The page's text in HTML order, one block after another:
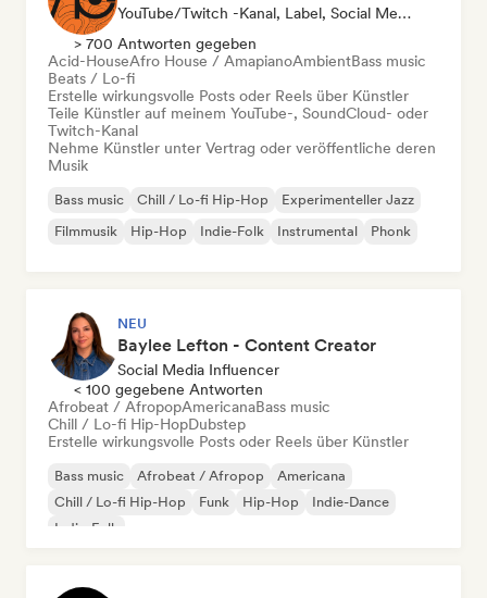
YouTube/Twitch -Kanal, Label, Social Media Influencer
> 700 Antworten gegeben
Acid-HouseAfro House / AmapianoAmbientBass music
Beats / Lo-fi
Erstelle wirkungsvolle Posts oder Reels über Künstler
Teile Künstler auf meinem YouTube-, SoundCloud- oder
Twitch-Kanal
Nehme Künstler unter Vertrag oder veröffentliche deren
Musik
Bass music Chill / Lo-fi Hip-Hop
Experimenteller Jazz
Filmmusik
Hip-Hop Indie-Folk Instrumental Phonk
NEU
Baylee Lefton - Content Creator
Social Media Influencer
< 100 gegebene Antworten
Afrobeat / AfropopAmericanaBass music
Chill / Lo-fi Hip-HopDubstep
Erstelle wirkungsvolle Posts oder Reels über Künstler
Bass music Afrobeat / Afropop
Americana
Chill / Lo-fi Hip-Hop
Funk Hip-Hop
Indie-Dance
Indie-Folk